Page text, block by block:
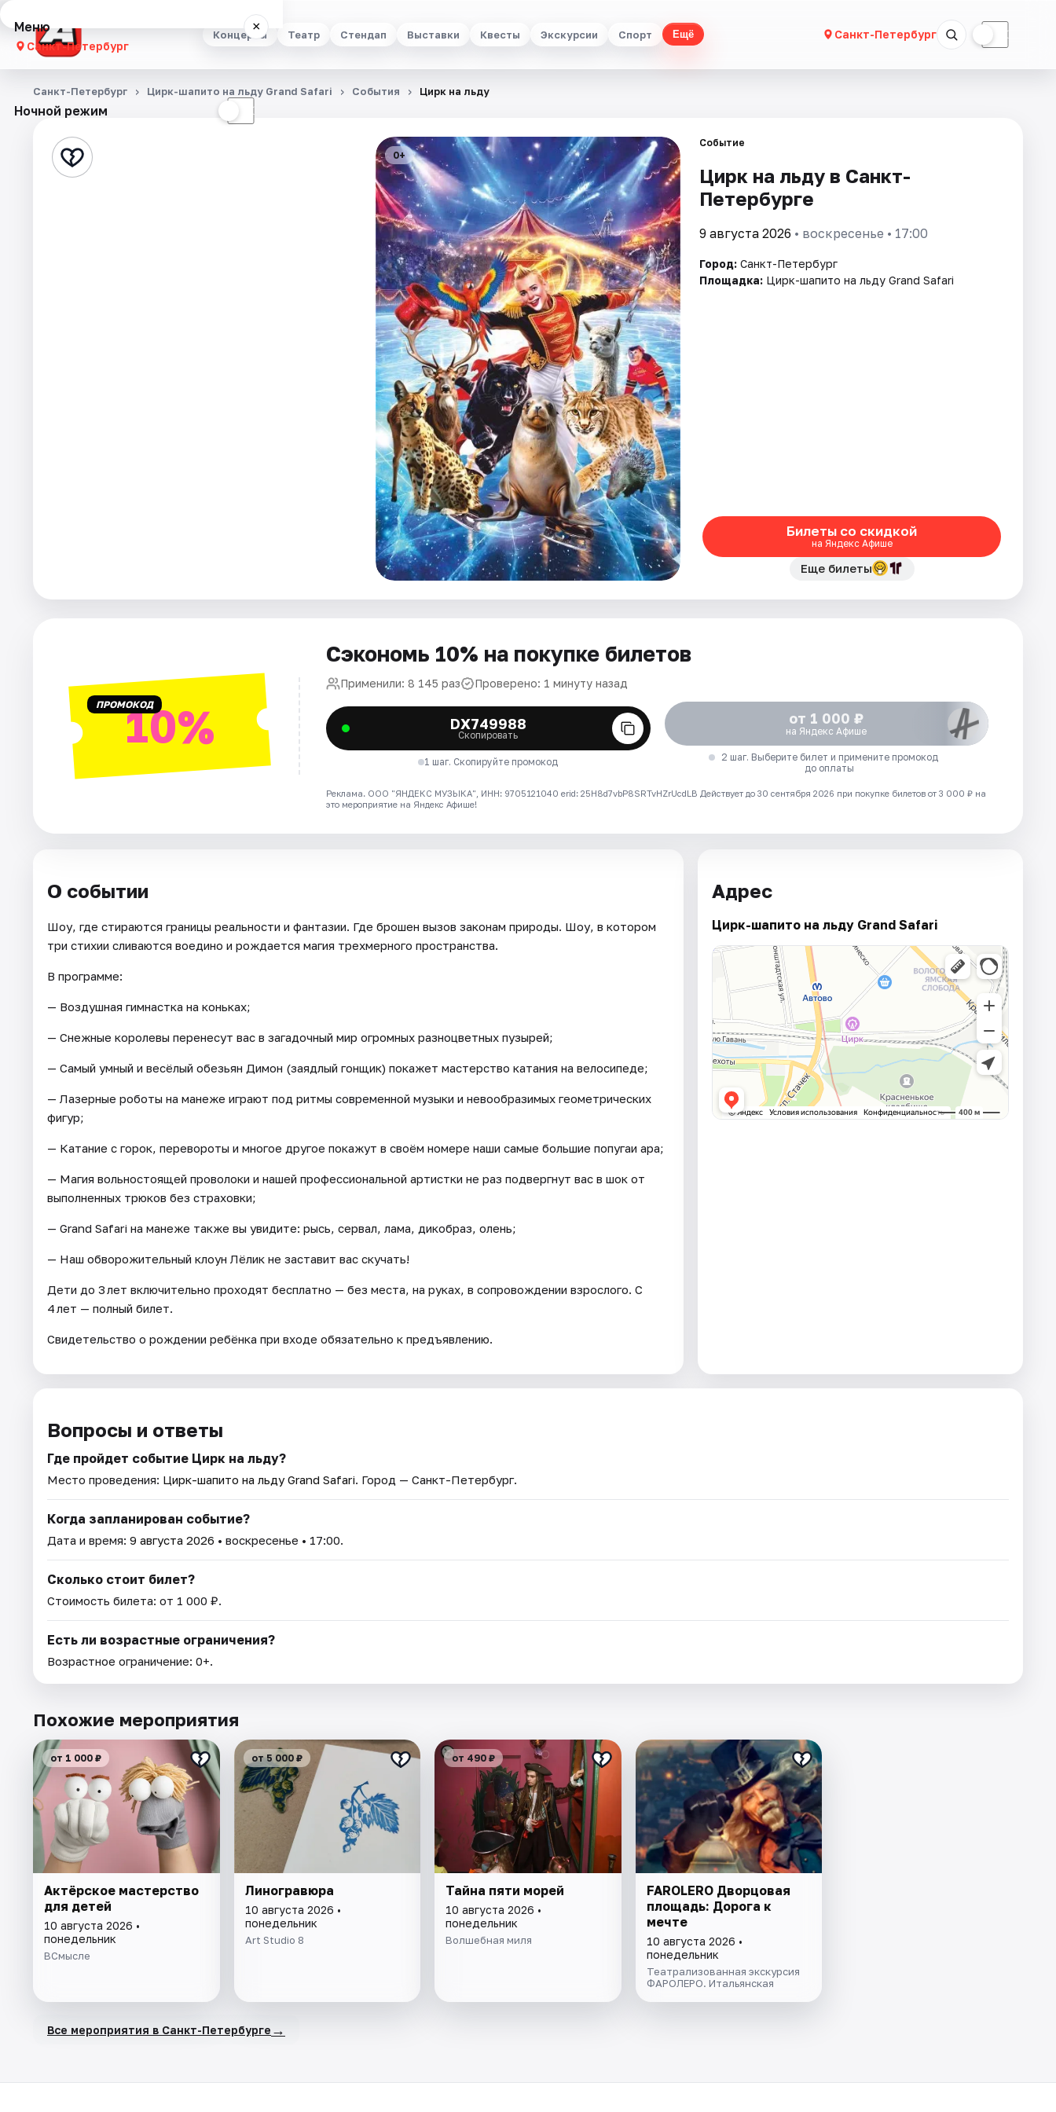
Концерты Театр Стендап Выставки Квесты Экскурсии Спорт Ещё Санкт-Петербург ☾
Меню ×
Санкт-Петербург
Концерты
Стендап
Ночной режим ☾
Санкт-Петербург Цирк-шапито на льду Grand Safari События Цирк на льду
0+
Событие
Цирк на льду в Санкт-
Петербурге
9 августа 2026 • воскресенье • 17:00
Город: Санкт-Петербург
Площадка: Цирк-шапито на льду Grand Safari
Билеты со скидкой
на Яндекс Афише
Еще билеты
ПРОМОКОД10%
Сэкономь 10% на покупке билетов
Применили: 8 145 раз Проверено: 1 минуту назад
DX749988
Скопировать
1 шаг. Скопируйте промокод
от 1 000 ₽
на Яндекс Афише
2 шаг. Выберите билет и примените промокод
до оплаты
Реклама. ООО "ЯНДЕКС МУЗЫКА", ИНН: 9705121040 erid: 25H8d7vbP8SRTvHZrUcdLB Действует до 30 сентября 2026 при покупке билетов от 3 000 ₽ на
это мероприятие на Яндекс Афише!
О событии
Шоу, где стираются границы реальности и фантазии. Где брошен вызов законам природы. Шоу, в котором
три стихии сливаются воедино и рождается магия трехмерного пространства.
В программе:
— Воздушная гимнастка на коньках;
— Снежные королевы перенесут вас в загадочный мир огромных разноцветных пузырей;
— Самый умный и весёлый обезьян Димон (заядлый гонщик) покажет мастерство катания на велосипеде;
— Лазерные роботы на манеже играют под ритмы современной музыки и невообразимых геометрических
фигур;
— Катание с горок, перевороты и многое другое покажут в своём номере наши самые большие попугаи ара;
— Магия вольностоящей проволоки и нашей профессиональной артистки не раз подвергнут вас в шок от
выполненных трюков без страховки;
— Grand Safari на манеже также вы увидите: рысь, сервал, лама, дикобраз, олень;
— Наш обворожительный клоун Лёлик не заставит вас скучать!
Дети до 3 лет включительно проходят бесплатно — без места, на руках, в сопровождении взрослого. С
4 лет — полный билет.
Свидетельство о рождении ребёнка при входе обязательно к предъявлению.
Адрес
Цирк-шапито на льду Grand Safari
Вопросы и ответы
Где пройдет событие Цирк на льду?
Место проведения: Цирк-шапито на льду Grand Safari. Город — Санкт-Петербург.
Когда запланирован событие?
Дата и время: 9 августа 2026 • воскресенье • 17:00.
Сколько стоит билет?
Стоимость билета: от 1 000 ₽.
Есть ли возрастные ограничения?
Возрастное ограничение: 0+.
Похожие мероприятия
от 1 000 ₽
Актёрское мастерство
для детей
10 августа 2026 •
понедельник
ВСмысле
от 5 000 ₽
Линогравюра
10 августа 2026 •
понедельник
Art Studio 8
от 490 ₽
Тайна пяти морей
10 августа 2026 •
понедельник
Волшебная миля
FAROLERO Дворцовая
площадь: Дорога к
мечте
10 августа 2026 •
понедельник
Театрализованная экскурсия
ФАРОЛЕРО. Итальянская
Все мероприятия в Санкт-Петербурге →